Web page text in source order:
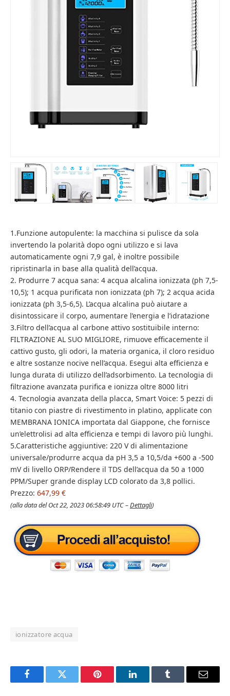
1.Funzione autopulente: la macchina si pulisce da sola
invertendo la polarità dopo ogni utilizzo e si lava
automaticamente ogni 7,9 gal, è inoltre possibile
ripristinarla in base alla qualità dell’acqua.
2. Produrre 7 acqua sana: 4 acqua alcalina ionizzata (ph 7,5-
10,5); 1 acqua purificata non ionizzata (ph 7); 2 acqua acida
ionizzata (ph 3,5-6,5). L’acqua alcalina può aiutare a
disintossicare il corpo, aumentare l’energia e l’idratazione
3.Filtro dell’acqua al carbone attivo sostituibile interno:
FILTRAZIONE AL SUO MIGLIORE, rimuove efficacemente il
cattivo gusto, gli odori, la materia organica, il cloro residuo
e altre sostanze nocive nell’acqua. Esegui alta efficienza e
lunga durata di utilizzo dell’adsorbimento. La tecnologia di
filtrazione avanzata purifica e ionizza oltre 8000 litri
4. Tecnologia avanzata della placca, Smart Voice: 5 pezzi di
titanio con piastre di rivestimento in platino, applicate con
MEMBRANA IONICA importata dal Giappone, che fornisce
un’elettrolisi ad alta efficienza e tempi di lavoro più lunghi.
5.Caratteristiche aggiuntive: 220 V di alimentazione
universale/produrre acqua da pH 3,5 a 10,5/da +600 a -500
mV di livello ORP/Rendere il TDS dell’acqua da 50 a 1000
PPM/Super grande display LCD colorato da 3,8 pollici.
Prezzo: 647,99 €
(alla data del Oct 22, 2023 06:58:49 UTC –Dettagli)
ionizzatore acqua
FacebookTwitter Pinterest LinkedInTumblr Email